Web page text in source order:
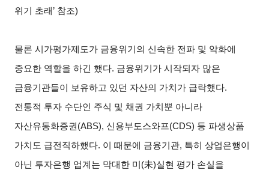
위기 초래’ 참조)
물론 시가평가제도가 금융위기의 신속한 전파 및 악화에
중요한 역할을 하긴 했다. 금융위기가 시작되자 많은
금융기관들이 보유하고 있던 자산의 가치가 급락했다.
전통적 투자 수단인 주식 및 채권 가치뿐 아니라
자산유동화증권(ABS), 신용부도스와프(CDS) 등 파생상품
가치도 급전직하했다. 이 때문에 금융기관, 특히 상업은행이
아닌 투자은행 업계는 막대한 미(未)실현 평가 손실을